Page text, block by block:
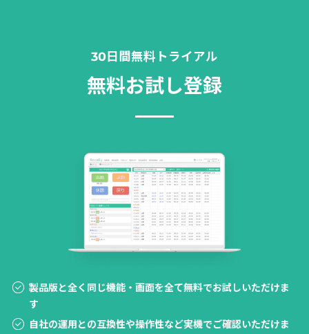
30日間無料トライアル
無料お試し登録
製品版と全く同じ機能・画面を全て無料でお試しいただけま
す
自社の運用との互換性や操作性など実機でご確認いただけま